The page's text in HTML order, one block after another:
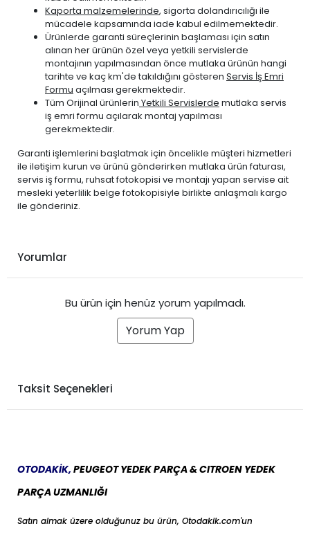
Kaporta malzemelerinde, sigorta dolandırıcılığı ile
mücadele kapsamında iade kabul edilmemektedir.
Ürünlerde garanti süreçlerinin başlaması için satın
alınan her ürünün özel veya yetkili servislerde
montajının yapılmasından önce mutlaka ürünün hangi
tarihte ve kaç km'de takıldığını gösteren Servis İş Emri
Formu açılması gerekmektedir.
Tüm Orijinal ürünlerin Yetkili Servislerde mutlaka servis
iş emri formu açılarak montaj yapılması
gerekmektedir.
Garanti işlemlerini başlatmak için öncelikle müşteri hizmetleri
ile iletişim kurun ve ürünü gönderirken mutlaka ürün faturası,
servis iş formu, ruhsat fotokopisi ve montajı yapan servise ait
mesleki yeterlilik belge fotokopisiyle birlikte anlaşmalı kargo
ile gönderiniz.
Yorumlar
Bu ürün için henüz yorum yapılmadı.
Yorum Yap
Taksit Seçenekleri
OTODAKİK, PEUGEOT YEDEK PARÇA & CITROEN YEDEK
PARÇA UZMANLIĞI
Satın almak üzere olduğunuz bu ürün, Otodakik.com'un